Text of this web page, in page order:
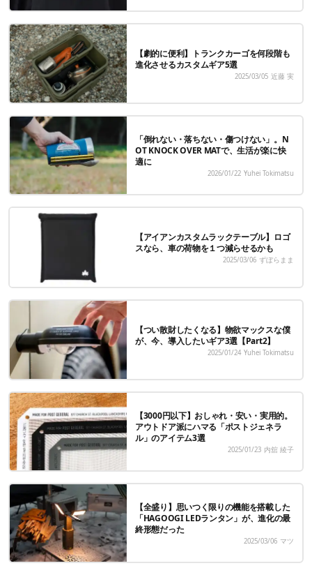
【劇的に便利】トランクカーゴを何段階も
進化させるカスタムギア5選
2025/03/05 近藤 実
「倒れない・落ちない・傷つけない」。N
OT KNOCK OVER MATで、生活が楽に快
適に
2026/01/22 Yuhei Tokimatsu
【アイアンカスタムラックテーブル】ロゴ
スなら、車の荷物を１つ減らせるかも
2025/03/06 ずぼらまま
【つい散財したくなる】物欲マックスな僕
が、今、導入したいギア3選【Part2】
2025/01/24 Yuhei Tokimatsu
【3000円以下】おしゃれ・安い・実用的。
アウトドア派にハマる「ポストジェネラ
ル」のアイテム3選
2025/01/23 内舘 綾子
【全盛り】思いつく限りの機能を搭載した
「HAGOOGI LEDランタン」が、進化の最
終形態だった
2025/03/06 マツ